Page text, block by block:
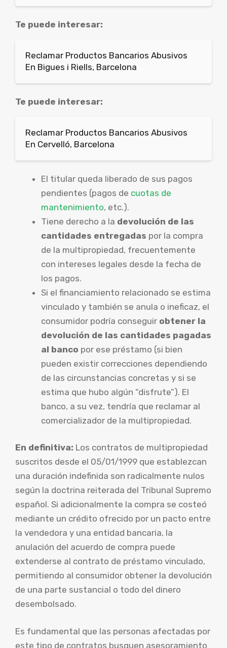
Te puede interesar:
Reclamar Productos Bancarios Abusivos
En Bigues i Riells, Barcelona
Te puede interesar:
Reclamar Productos Bancarios Abusivos
En Cervelló, Barcelona
El titular queda liberado de sus pagos
pendientes (pagos de cuotas de
mantenimiento, etc.).
Tiene derecho a la devolución de las
cantidades entregadas por la compra
de la multipropiedad, frecuentemente
con intereses legales desde la fecha de
los pagos.
Si el financiamiento relacionado se estima
vinculado y también se anula o ineficaz, el
consumidor podría conseguir obtener la
devolución de las cantidades pagadas
al banco por ese préstamo (si bien
pueden existir correcciones dependiendo
de las circunstancias concretas y si se
estima que hubo algún “disfrute”). El
banco, a su vez, tendría que reclamar al
comercializador de la multipropiedad.
En definitiva: Los contratos de multipropiedad
suscritos desde el 05/01/1999 que establezcan
una duración indefinida son radicalmente nulos
según la doctrina reiterada del Tribunal Supremo
español. Si adicionalmente la compra se costeó
mediante un crédito ofrecido por un pacto entre
la vendedora y una entidad bancaria, la
anulación del acuerdo de compra puede
extenderse al contrato de préstamo vinculado,
permitiendo al consumidor obtener la devolución
de una parte sustancial o todo del dinero
desembolsado.
Es fundamental que las personas afectadas por
este tipo de contratos busquen asesoramiento